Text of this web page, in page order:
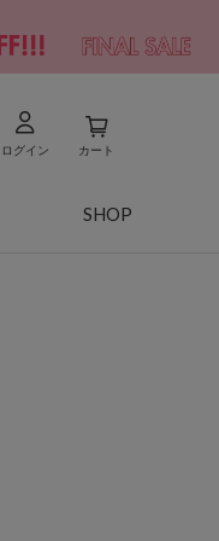
ログイン カート
SHOP